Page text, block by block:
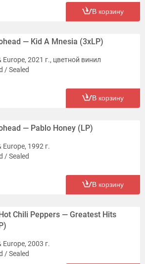
В корзину
— Kid A Mnesia (3xLP)
Europe, 2021 г., цветной винил
/ Sealed
В корзину
— Pablo Honey (LP)
Europe, 1992 г.
/ Sealed
В корзину
Chili Peppers — Greatest Hits
Europe, 2003 г.
/ Sealed